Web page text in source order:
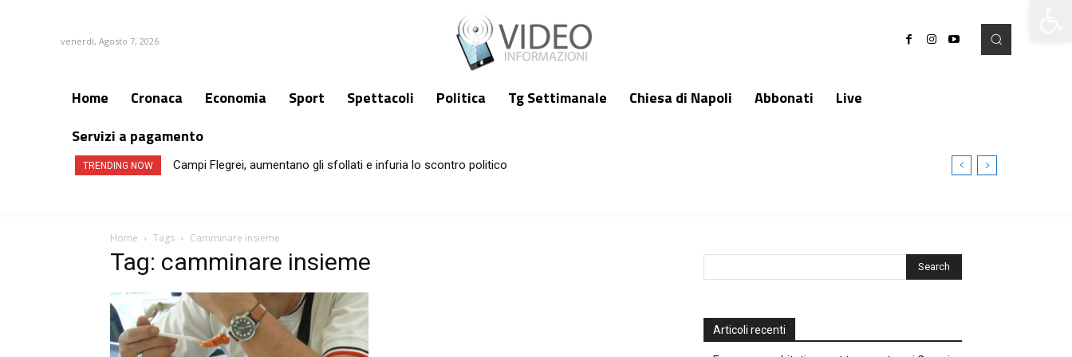
venerdì, Agosto 7, 2026
Home Cronaca Economia Sport Spettacoli Politica Tg Settimanale Chiesa di Napoli Abbonati
Live
Servizi a pagamento
TRENDING NOW Campi Flegrei, aumentano gli sfollati e infuria lo scontro politico
Home Tags Camminare insieme
Tag: camminare insieme
Articoli recenti